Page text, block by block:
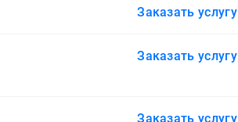
Заказать услугу
Заказать услугу
Заказать услугу